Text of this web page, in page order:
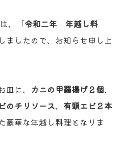
、「令和二年 年越し料
ましたので、お知らせ申し上
に、 カニの甲羅揚げ２個、
のチリソース、 有頭エビ２本
豪華な年越し料理となりま